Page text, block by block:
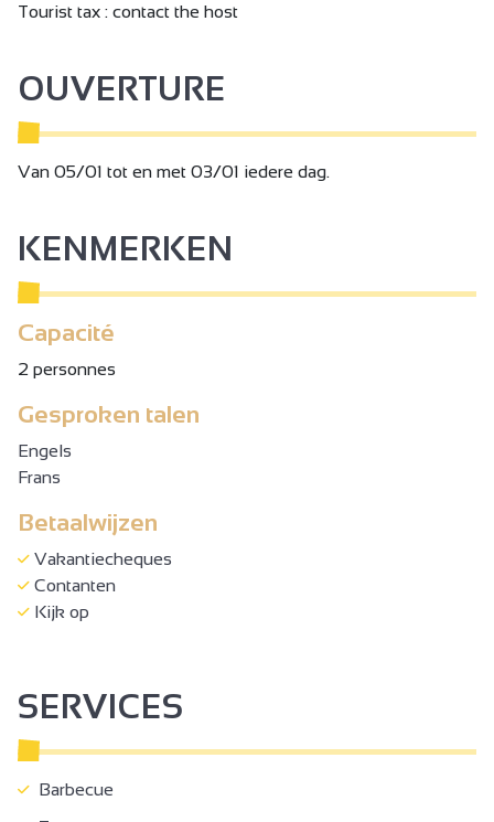
Tourist tax : contact the host
OUVERTURE
Van 05/01 tot en met 03/01 iedere dag.
KENMERKEN
Capacité
2 personnes
Gesproken talen
Engels
Frans
Betaalwijzen
Vakantiecheques
Contanten
Kijk op
SERVICES
Barbecue